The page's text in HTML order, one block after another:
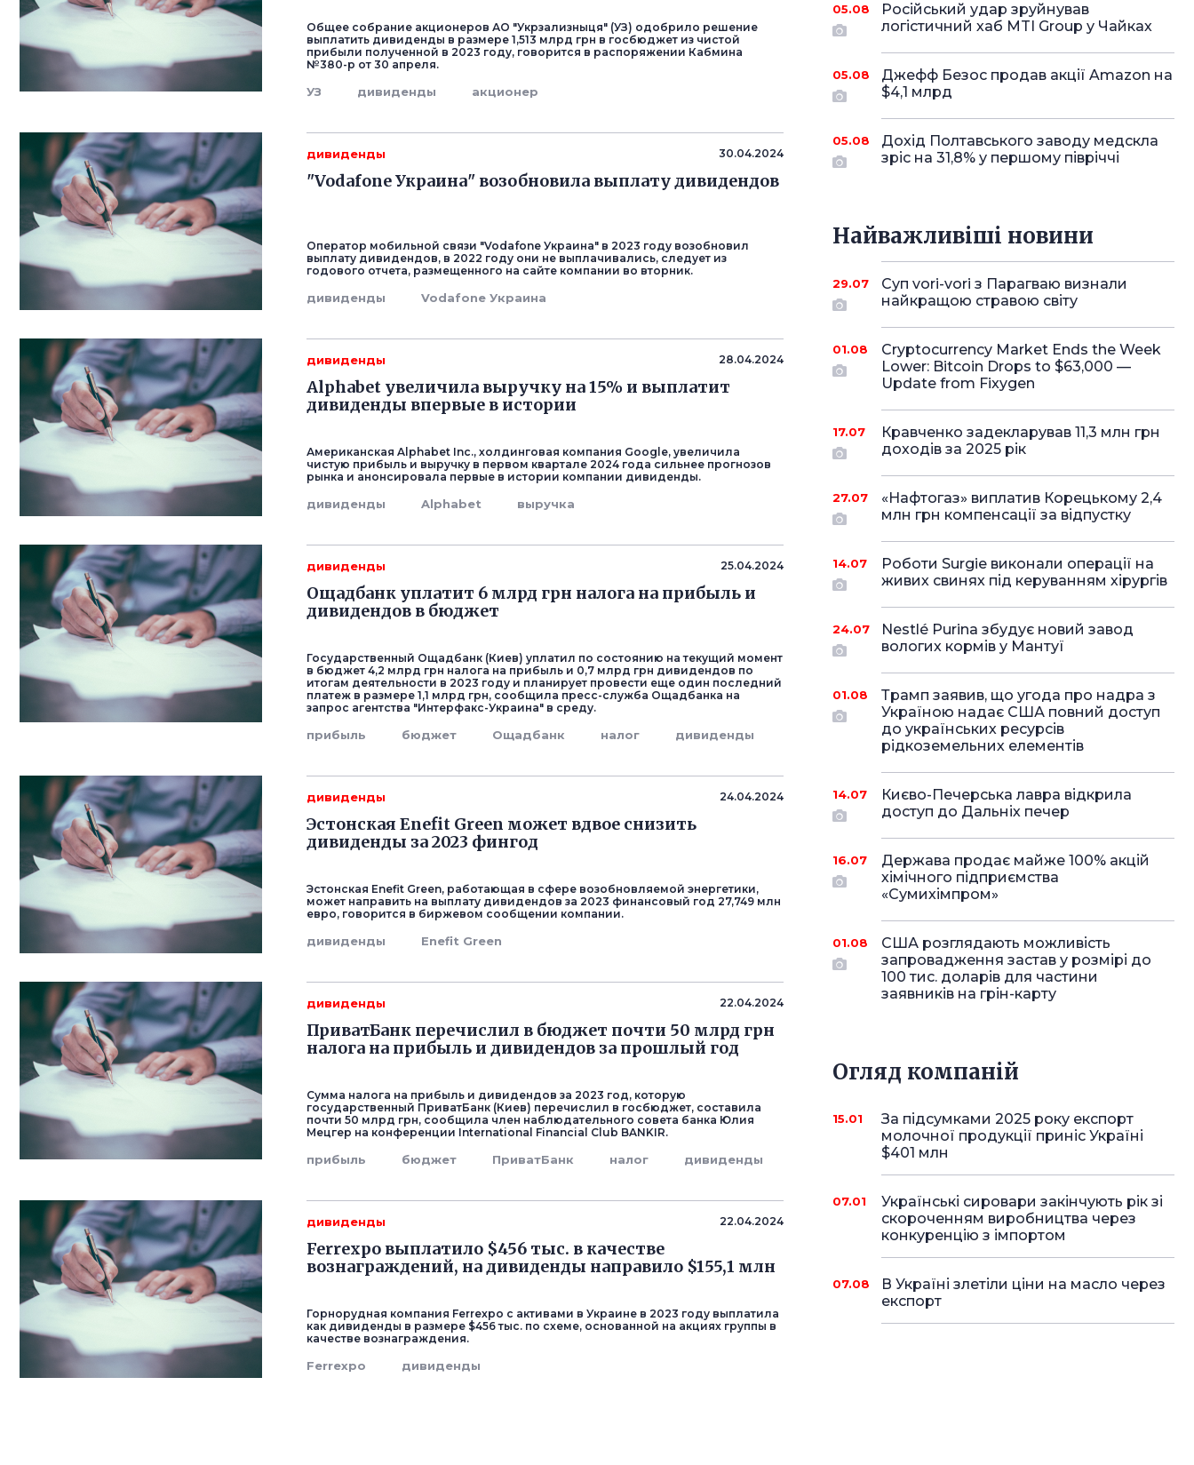
Общее собрание акционеров АО "Укрзализныця" (УЗ) одобрило решение
выплатить дивиденды в размере 1,513 млрд грн в госбюджет из чистой
прибыли полученной в 2023 году, говорится в распоряжении Кабмина
№380-р от 30 апреля.
УЗ дивиденды акционер
дивиденды 30.04.2024
"Vodafone Украина" возобновила выплату дивидендов
Оператор мобильной связи "Vodafone Украина" в 2023 году возобновил
выплату дивидендов, в 2022 году они не выплачивались, следует из
годового отчета, размещенного на сайте компании во вторник.
дивиденды Vodafone Украина
дивиденды 28.04.2024
Alphabet увеличила выручку на 15% и выплатит
дивиденды впервые в истории
Американская Alphabet Inc., холдинговая компания Google, увеличила
чистую прибыль и выручку в первом квартале 2024 года сильнее прогнозов
рынка и анонсировала первые в истории компании дивиденды.
дивиденды Alphabet выручка
дивиденды 25.04.2024
Ощадбанк уплатит 6 млрд грн налога на прибыль и
дивидендов в бюджет
Государственный Ощадбанк (Киев) уплатил по состоянию на текущий момент
в бюджет 4,2 млрд грн налога на прибыль и 0,7 млрд грн дивидендов по
итогам деятельности в 2023 году и планирует провести еще один последний
платеж в размере 1,1 млрд грн, сообщила пресс-служба Ощадбанка на
запрос агентства "Интерфакс-Украина" в среду.
прибыль бюджет Ощадбанк налог дивиденды
дивиденды 24.04.2024
Эстонская Enefit Green может вдвое снизить
дивиденды за 2023 фингод
Эстонская Enefit Green, работающая в сфере возобновляемой энергетики,
может направить на выплату дивидендов за 2023 финансовый год 27,749 млн
евро, говорится в биржевом сообщении компании.
дивиденды Enefit Green
дивиденды 22.04.2024
ПриватБанк перечислил в бюджет почти 50 млрд грн
налога на прибыль и дивидендов за прошлый год
Сумма налога на прибыль и дивидендов за 2023 год, которую
государственный ПриватБанк (Киев) перечислил в госбюджет, составила
почти 50 млрд грн, сообщила член наблюдательного совета банка Юлия
Мецгер на конференции International Financial Club BANKIR.
прибыль бюджет ПриватБанк налог дивиденды
дивиденды 22.04.2024
Ferrexpo выплатило $456 тыс. в качестве
вознаграждений, на дивиденды направило $155,1 млн
Горнорудная компания Ferrexpo с активами в Украине в 2023 году выплатила
как дивиденды в размере $456 тыс. по схеме, основанной на акциях группы в
качестве вознаграждения.
Ferrexpo дивиденды
05.08
Російський удар зруйнував
логістичний хаб MTI Group у Чайках
05.08
Джефф Безос продав акції Amazon на
$4,1 млрд
05.08
Дохід Полтавського заводу медскла
зріс на 31,8% у першому півріччі
Найважливіші новини
29.07
Суп vori-vori з Парагваю визнали
найкращою стравою світу
01.08
Cryptocurrency Market Ends the Week
Lower: Bitcoin Drops to $63,000 —
Update from Fixygen
17.07
Кравченко задекларував 11,3 млн грн
доходів за 2025 рік
27.07
«Нафтогаз» виплатив Корецькому 2,4
млн грн компенсації за відпустку
14.07
Роботи Surgie виконали операції на
живих свинях під керуванням хірургів
24.07
Nestlé Purina збудує новий завод
вологих кормів у Мантуї
01.08
Трамп заявив, що угода про надра з
Україною надає США повний доступ
до українських ресурсів
рідкоземельних елементів
14.07
Києво-Печерська лавра відкрила
доступ до Дальніх печер
16.07
Держава продає майже 100% акцій
хімічного підприємства
«Сумихімпром»
01.08
США розглядають можливість
запровадження застав у розмірі до
100 тис. доларів для частини
заявників на грін-карту
Огляд компаній
15.01
За підсумками 2025 року експорт
молочної продукції приніс Україні
$401 млн
07.01
Українські сировари закінчують рік зі
скороченням виробництва через
конкуренцію з імпортом
07.08
В Україні злетіли ціни на масло через
експорт